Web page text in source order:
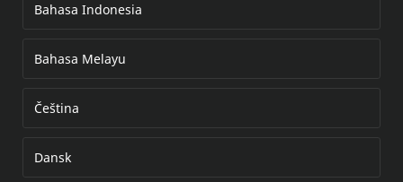
Bahasa Indonesia
Bahasa Melayu
Čeština
Dansk